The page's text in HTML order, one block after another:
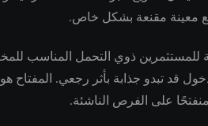
معينة مقنعة بشكل خاص.
للمستثمرين ذوي التحمل المناسب
قد تبدو جذابة بأثر رجعي. المفتاح
منفتحًا على الفرص الناشئة.